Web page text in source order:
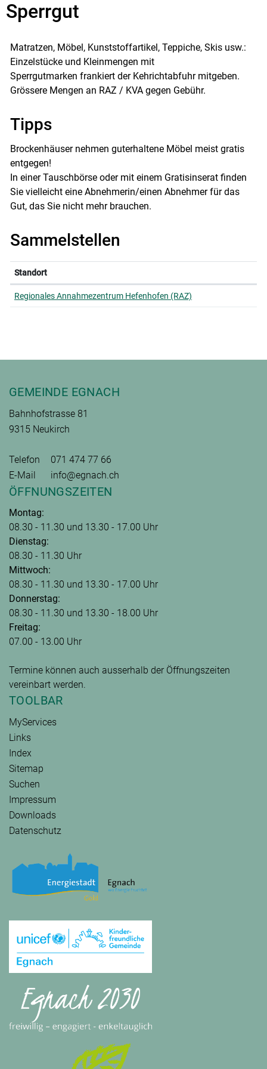
Sperrgut
Matratzen, Möbel, Kunststoffartikel, Teppiche, Skis usw.:
Einzelstücke und Kleinmengen mit
Sperrgutmarken frankiert der Kehrichtabfuhr mitgeben.
Grössere Mengen an RAZ / KVA gegen Gebühr.
Tipps
Brockenhäuser nehmen guterhaltene Möbel meist gratis
entgegen!
In einer Tauschbörse oder mit einem Gratisinserat finden
Sie vielleicht eine Abnehmerin/einen Abnehmer für das
Gut, das Sie nicht mehr brauchen.
Sammelstellen
Standort
Regionales Annahmezentrum Hefenhofen (RAZ)
Fusszeile
GEMEINDE EGNACH
Bahnhofstrasse 81
9315 Neukirch
Telefon
071 474 77 66
E-Mail
info@egnach.ch
ÖFFNUNGSZEITEN
Montag:
08.30 - 11.30 und 13.30 - 17.00 Uhr
Dienstag:
08.30 - 11.30 Uhr
Mittwoch:
08.30 - 11.30 und 13.30 - 17.00 Uhr
Donnerstag:
08.30 - 11.30 und 13.30 - 18.00 Uhr
Freitag:
07.00 - 13.00 Uhr
Termine können auch ausserhalb der Öffnungszeiten
vereinbart werden.
TOOLBAR
MyServices
Links
Index
Sitemap
Suchen
Impressum
Downloads
Datenschutz